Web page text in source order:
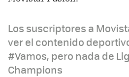
Los suscriptores a
ver el contenido
#Vamos, pero nada de
Champions